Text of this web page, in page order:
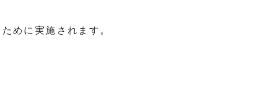
めに実施されます。